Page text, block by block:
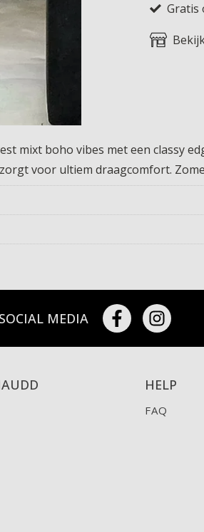
Gratis
mixt boho vibes met een classy
voor ultiem draagcomfort.
MEDIA
HELP
FAQ